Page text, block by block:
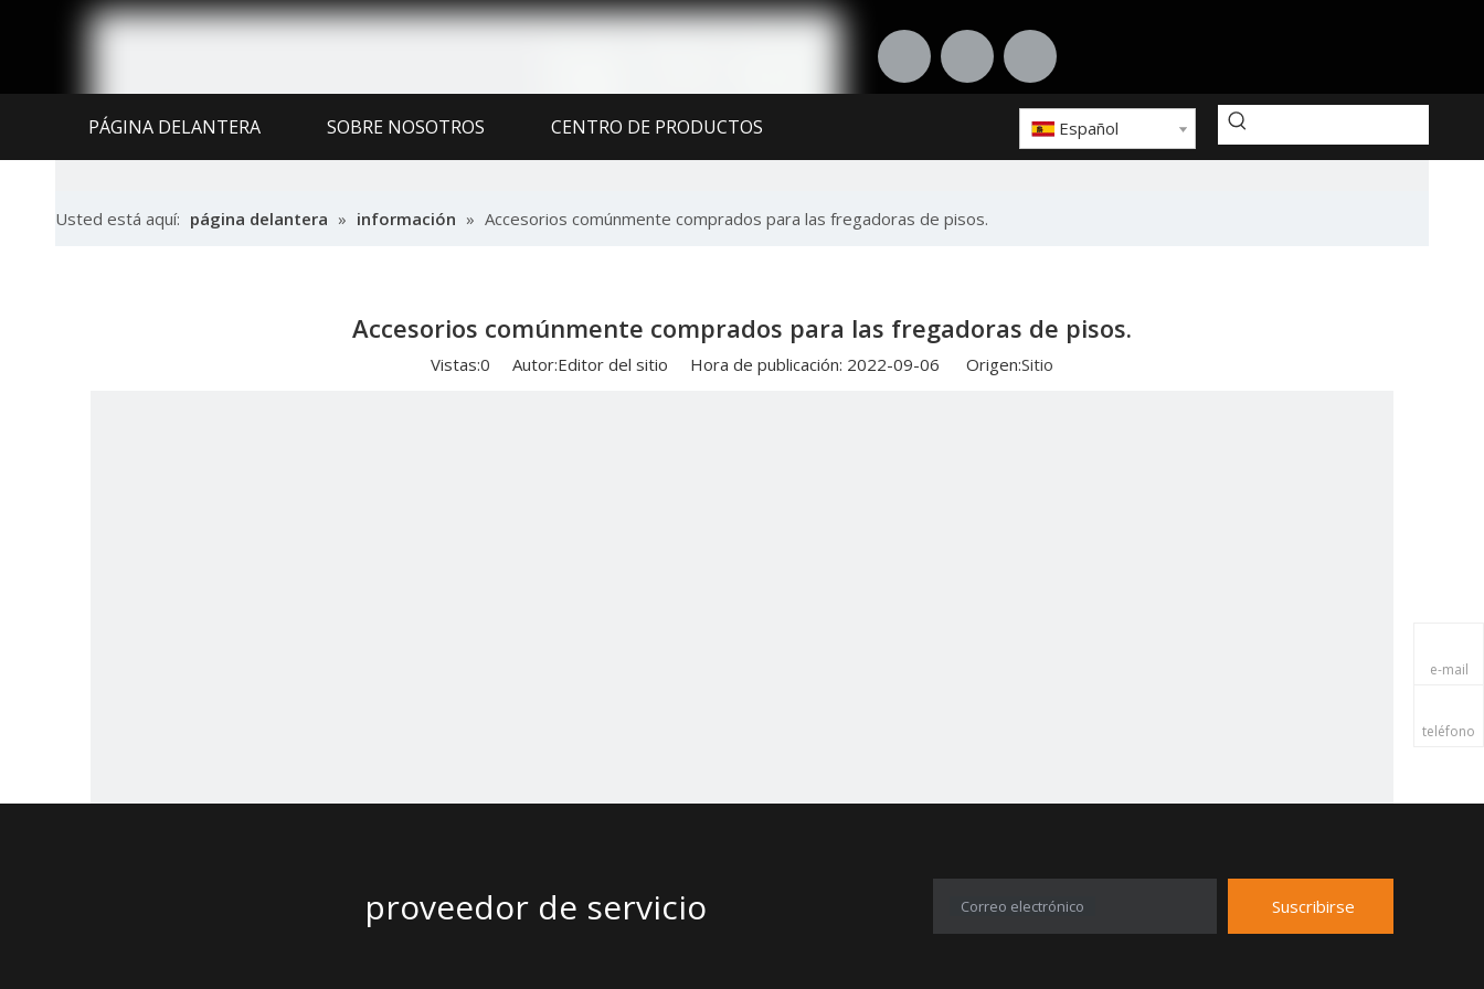
PÁGINA DELANTERA SOBRE NOSOTROS CENTRO DE PRODUCTOS Español
Usted está aquí: página delantera » información » Accesorios comúnmente comprados para las fregadoras de pisos.
Accesorios comúnmente comprados para las fregadoras de pisos.
Vistas:0 Autor:Editor del sitio Hora de publicación: 2022-09-06 Origen:Sitio
proveedor de servicio​​​​​​​​​​​​​​ Correo electrónico Suscribirse
e-mail
teléfono